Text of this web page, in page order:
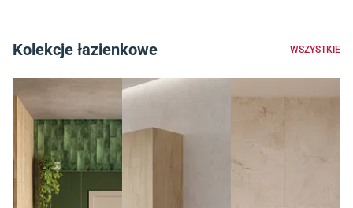
Kolekcje łazienkowe WSZYSTKIE